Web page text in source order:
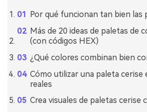
Por qué funcionan tan bien las
Más de 20 ideas de paletas de
(con códigos HEX)
¿Qué colores combinan bien
Cómo utilizar una paleta cerise
reales
Crea visuales de paletas cerise